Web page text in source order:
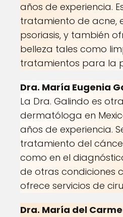
años de experiencia.
tratamiento de acne,
psoriasis, y también
belleza tales como
tratamientos para la
Dra. María Eugenia
La Dra. Galindo es
dermatóloga en
años de experiencia.
tratamiento del
como en el
de otras condiciones
ofrece servicios de
Dra. María del